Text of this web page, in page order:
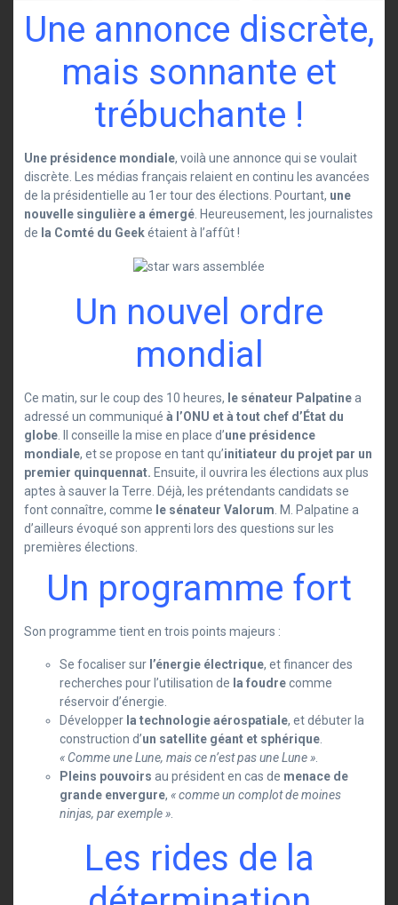
Une annonce discrète,
mais sonnante et
trébuchante !
Une présidence mondiale, voilà une annonce qui se voulait
discrète. Les médias français relaient en continu les avancées
de la présidentielle au 1er tour des élections. Pourtant, une
nouvelle singulière a émergé . Heureusement, les journalistes
de la Comté du Geekétaient à l’affût !
Un nouvel ordre
mondial
Ce matin, sur le coup des 10 heures, le sénateur Palpatinea
adressé un communiqué à l’ONU et à tout chef d’État du
globe . Il conseille la mise en place d’une présidence
mondiale, et se propose en tant qu’initiateur du projet par un
premier quinquennat. Ensuite, il ouvrira les élections aux plus
aptes à sauver la Terre. Déjà, les prétendants candidats se
font connaître, comme le sénateur Valorum . M. Palpatine a
d’ailleurs évoqué son apprenti lors des questions sur les
premières élections.
Un programme fort
Son programme tient en trois points majeurs :
Se focaliser sur l’énergie électrique, et financer des
recherches pour l’utilisation de la foudrecomme
réservoir d’énergie.
Développer la technologie aérospatiale, et débuter la
construction d’un satellite géant et sphérique
« Comme une Lune, mais ce n’est pas une Lune »
Pleins pouvoirs au président en cas de menace de
grande envergure, « comme un complot de moines
ninjas, par exemple »
Les rides de la